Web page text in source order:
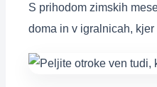
S prihodom zimskih
doma in v igralnicah,